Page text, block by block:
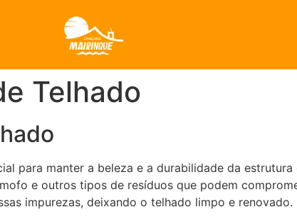
Telhado
para manter a beleza e a durabilidade da
e outros tipos de resíduos que podem
impurezas, deixando o telhado limpo e renovado.